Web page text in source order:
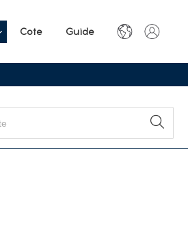
Cote Guide